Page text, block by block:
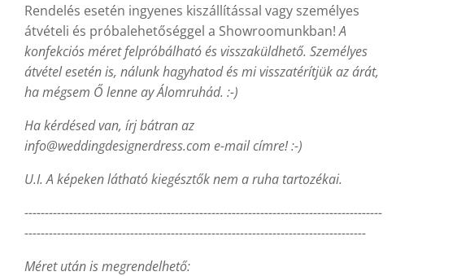
Rendelés esetén ingyenes kiszállítással vagy személyes
átvételi és próbalehetőséggel a Showroomunkban!A
konfekciós méret felpróbálható és visszaküldhető. Személyes
átvétel esetén is, nálunk hagyhatod és mi visszatérítjük az árát,
ha mégsem Ő lenne ay Álomruhád. :-)
Ha kérdésed van, írj bátran az
info@weddingdesignerdress.com e-mail címre! :-)
U.I. A képeken látható kiegésztők nem a ruha tartozékai.
----------------------------------------------------------------------------------------
------------------------------------------------------------------------------------
Méret után is megrendelhető: